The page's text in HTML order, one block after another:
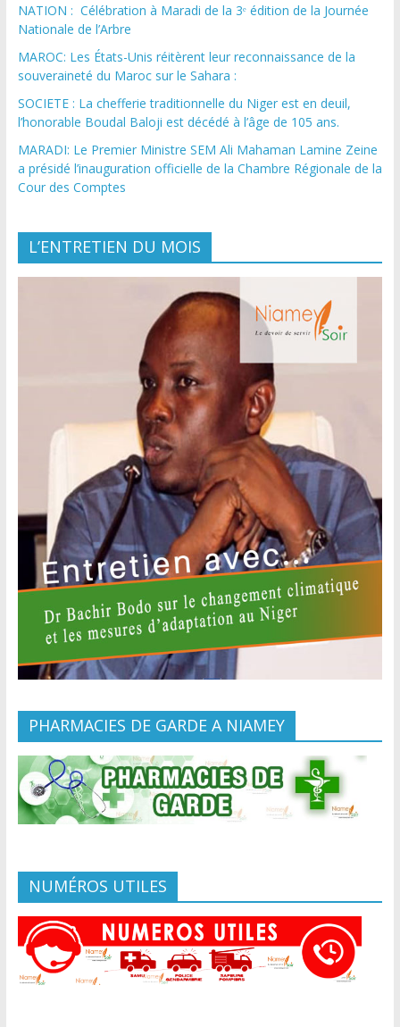
NATION : Célébration à Maradi de la 3ᵉ édition de la Journée
Nationale de l’Arbre
MAROC: Les États-Unis réitèrent leur reconnaissance de la
souveraineté du Maroc sur le Sahara :
SOCIETE : La chefferie traditionnelle du Niger est en deuil,
l’honorable Boudal Baloji est décédé à l’âge de 105 ans.
MARADI: Le Premier Ministre SEM Ali Mahaman Lamine Zeine
a présidé l’inauguration officielle de la Chambre Régionale de la
Cour des Comptes
L’ENTRETIEN DU MOIS
PHARMACIES DE GARDE A NIAMEY
NUMÉROS UTILES